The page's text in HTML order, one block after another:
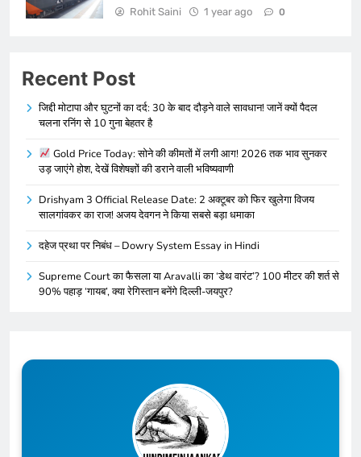
Rohit Saini 1 year ago 0
Recent Post
जिद्दी मोटापा और घुटनों का दर्द: 30 के बाद दौड़ने वाले सावधान! जानें क्यों पैदल
चलना रनिंग से 10 गुना बेहतर है
Gold Price Today: सोने की कीमतों में लगी आग! 2026 तक भाव सुनकर
उड़ जाएंगे होश, देखें विशेषज्ञों की डराने वाली भविष्यवाणी
Drishyam 3 Official Release Date: 2 अक्टूबर को फिर खुलेगा विजय
सालगांवकर का राज! अजय देवगन ने किया सबसे बड़ा धमाका
दहेज प्रथा पर निबंध – Dowry System Essay in Hindi
Supreme Court का फैसला या Aravalli का ‘डेथ वारंट’? 100 मीटर की शर्त से
90% पहाड़ ‘गायब’, क्या रेगिस्तान बनेंगे दिल्ली-जयपुर?